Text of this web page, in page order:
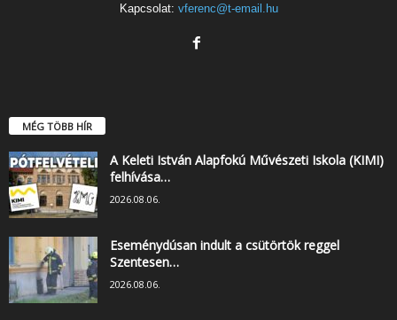
Kapcsolat: vferenc@t-email.hu
MÉG TÖBB HÍR
A Keleti István Alapfokú Művészeti Iskola (KIMI)
felhívása…
2026.08.06.
Eseménydúsan indult a csütörtök reggel
Szentesen…
2026.08.06.